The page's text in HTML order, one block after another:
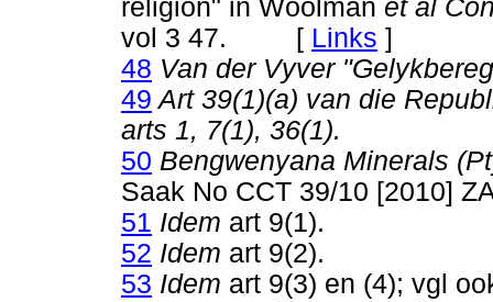
religion" in Woolman et al
vol 3 47. [ Links ]
48 Van der Vyver
49 Art 39(1)(a) van die
arts 1, 7(1), 36(1).
50 Bengwenyana Minerals
Saak No CCT 39/10 [2010]
51 Idem art 9(1).
52 Idem art 9(2).
53 Idem art 9(3) en (4); vgl